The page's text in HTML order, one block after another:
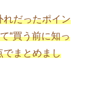
れだったポイン
“買う前に知っ
でまとめまし